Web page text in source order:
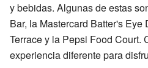
y bebidas. Algunas de estas
Bar, la Mastercard Batter's Eye
Terrace y la Pepsi Food Court.
experiencia diferente para